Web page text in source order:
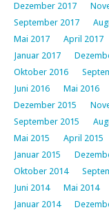
Dezember 2017
September 2017
Mai 2017
April 2017
Januar 2017
Oktober 2016
Juni 2016
Mai 2016
Dezember 2015
September 2015
Mai 2015
April 2015
Januar 2015
Oktober 2014
Juni 2014
Mai 2014
Januar 2014